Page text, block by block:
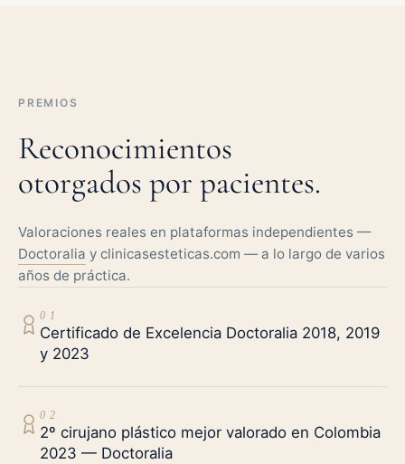
PREMIOS
Reconocimientos
otorgados por pacientes.
Valoraciones reales en plataformas independientes —
Doctoralia y clinicasesteticas.com — a lo largo de varios
años de práctica.
0 1
Certificado de Excelencia Doctoralia 2018, 2019
y 2023
0 2
2º cirujano plástico mejor valorado en Colombia
2023 — Doctoralia